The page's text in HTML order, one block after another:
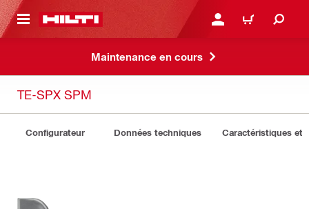
CONTENT CONNEXION OU
PANIER
Maintenance en cours
TE-SPX SPM
Configurateur Données techniques Caractéristiques et